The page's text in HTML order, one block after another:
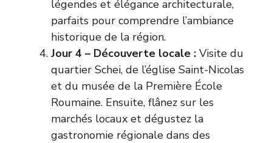
légendes et élégance architecturale,
parfaits pour comprendre l’ambiance
historique de la région.
Jour 4 – Découverte locale : Visite du
quartier Schei, de l’église Saint-Nicolas
et du musée de la Première École
Roumaine. Ensuite, flânez sur les
marchés locaux et dégustez la
gastronomie régionale dans des